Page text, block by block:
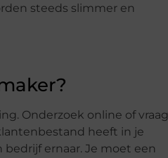
steeds slimmer en
Onderzoek online of vraag
heeft in je
ernaar. Je moet een